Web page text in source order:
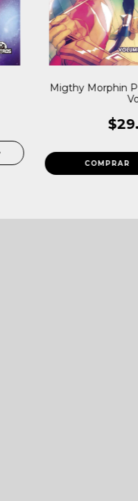
Migthy Morphin